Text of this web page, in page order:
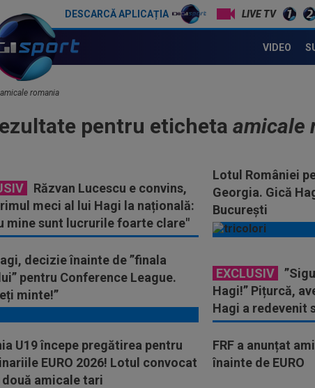
DESCARCĂ APLICAȚIA LIVE TV
VIDEO
amicale romania
pentru eticheta amicale
Răzvan Lucescu e convins,
meci al lui Hagi la națională:
mine sunt lucrurile foarte clare"
Lotul României
Georgia. Gică
București
decizie înainte de ”finala
pentru Conference League.
minte!”
EXCLUSIV
Hagi!” Pițurcă,
Hagi a redevenit
U19 începe pregătirea pentru
EURO 2026! Lotul convocat
amicale tari
FRF a anunțat
înainte de EURO